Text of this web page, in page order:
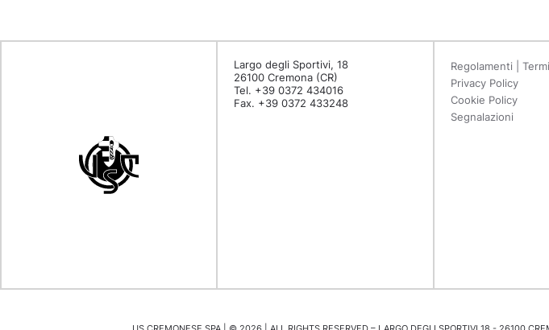
Largo degli Sportivi, 18
26100 Cremona (CR)
Tel. +39 0372 434016
Fax. +39 0372 433248
Regolamenti |
Privacy Policy
Cookie Policy
Segnalazioni